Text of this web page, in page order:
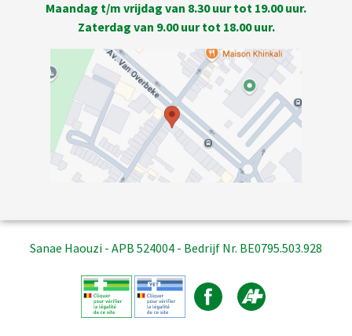
Maandag t/m vrijdag van 8.30 uur tot 19.00 uur.
Zaterdag van 9.00 uur tot 18.00 uur.
Sanae Haouzi - APB 524004 - Bedrijf Nr. BE0795.503.928